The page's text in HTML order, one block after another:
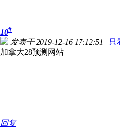
10#
发表于 2019-12-16 17:12:51 | 只
加拿大28预测网站
回复